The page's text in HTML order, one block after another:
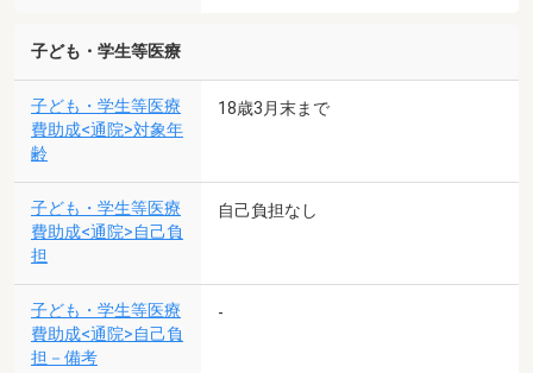
子ども・学生等医療
子ども・学生等医療
費助成<通院>対象年
齢
18歳3月末まで
子ども・学生等医療
費助成<通院>自己負
担
自己負担なし
子ども・学生等医療
費助成<通院>自己負
担－備考
-